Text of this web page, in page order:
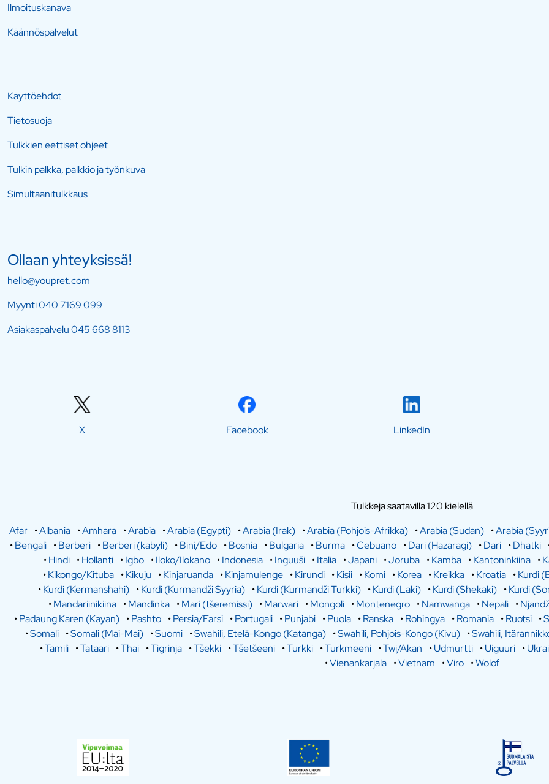
Ilmoituskanava
Käännöspalvelut
Käyttöehdot
Tietosuoja
Tulkkien eettiset ohjeet
Tulkin palkka, palkkio ja työnkuva
Simultaanitulkkaus
Ollaan yhteyksissä!
hello@youpret.com
Myynti040 7169 099
Asiakaspalvelu045 668 8113
X Facebook LinkedIn
Tulkkeja saatavilla 120 kielellä
Afar •Albania •Amhara •Arabia •Arabia (Egypti) •Arabia (Irak) •Arabia (Pohjois-Afrikka) •Arabia (Sudan) •Arabia
•Bengali •Berberi •Berberi (kabyli) •Bini/Edo •Bosnia •Bulgaria •Burma •Cebuano •Dari (Hazaragi) •Dari •Dhatki
•Hindi •Hollanti •Igbo •Iloko/Ilokano •Indonesia •Inguuši •Italia •Japani •Joruba •Kamba •Kantoninkiina •
•Kikongo/Kituba •Kikuju •Kinjaruanda •Kinjamulenge •Kirundi •Kisii •Komi •Korea •Kreikka •Kroatia •Kurdi
•Kurdi (Kermanshahi) •Kurdi (Kurmandži Syyria) •Kurdi (Kurmandži Turkki) •Kurdi (Laki) •Kurdi (Shekaki) •Kurdi
•Mandariinikiina •Mandinka •Mari (tšeremissi) •Marwari •Mongoli •Montenegro •Namwanga •Nepali •
•Padaung Karen (Kayan) •Pashto •Persia/Farsi •Portugali •Punjabi •Puola •Ranska •Rohingya •Romania •Ruotsi •
•Somali •Somali (Mai-Mai) •Suomi •Swahili, Etelä-Kongo (Katanga) •Swahili, Pohjois-Kongo (Kivu) •Swahili,
•Tamili •Tataari •Thai •Tigrinja •Tšekki •Tšetšeeni •Turkki •Turkmeeni •Twi/Akan •Udmurtti •Uiguuri •
•Vienankarjala •Vietnam •Viro •Wolof